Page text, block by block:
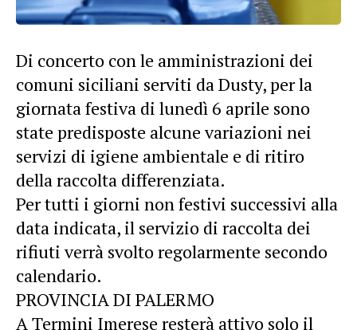
Di concerto con le amministrazioni dei
comuni siciliani serviti da Dusty, per la
giornata festiva di lunedì 6 aprile sono
state predisposte alcune variazioni nei
servizi di igiene ambientale e di ritiro
della raccolta differenziata.
Per tutti i giorni non festivi successivi alla
data indicata, il servizio di raccolta dei
rifiuti verrà svolto regolarmente secondo
calendario.
PROVINCIA DI PALERMO
A Termini Imerese resterà attivo solo il